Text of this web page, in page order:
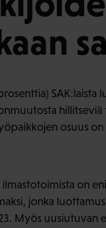
osuus
on
jonka
Myös uusiutuvan